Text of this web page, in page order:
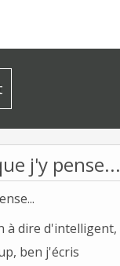
j'y pense...
à dire d'intelligent,
ben j'écris